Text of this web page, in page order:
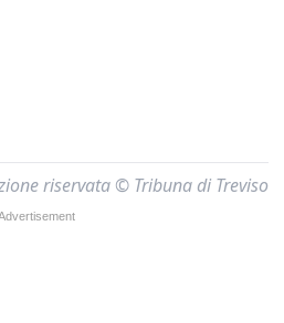
riservata © Tribuna di Treviso